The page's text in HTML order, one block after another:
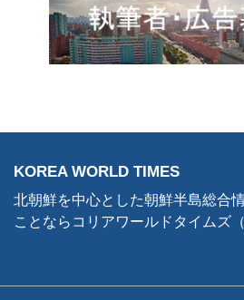
KOREA WORLD TIMES
北朝鮮を中心とした朝鮮半島総合
ことならコリアワールドタイムズ